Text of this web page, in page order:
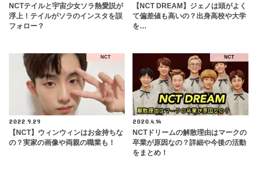
NCTテイルと宇宙少女ソラ熱愛説が
浮上！テイルがソラのインスタを誤
フォロー？
【NCT DREAM】ジェノは頭がよく
て偏差値も高いの？出身高校や大学
を…
NCT
2022.9.29
【NCT】ウィンウィンはお金持ちな
の？実家の画像や両親の職業も！
NCT
2020.4.14
NCTドリームの解散理由はマークの
卒業が原因なの？詳細や今後の活動
をまとめ！